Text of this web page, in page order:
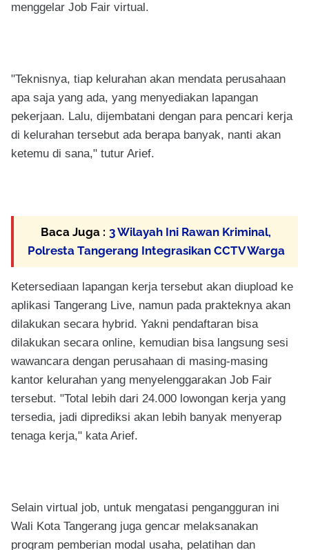
menggelar Job Fair virtual.
"Teknisnya, tiap kelurahan akan mendata perusahaan
apa saja yang ada, yang menyediakan lapangan
pekerjaan. Lalu, dijembatani dengan para pencari kerja
di kelurahan tersebut ada berapa banyak, nanti akan
ketemu di sana," tutur Arief.
Baca Juga : 3 Wilayah Ini Rawan Kriminal,
Polresta Tangerang Integrasikan CCTV Warga
Ketersediaan lapangan kerja tersebut akan diupload ke
aplikasi Tangerang Live, namun pada prakteknya akan
dilakukan secara hybrid. Yakni pendaftaran bisa
dilakukan secara online, kemudian bisa langsung sesi
wawancara dengan perusahaan di masing-masing
kantor kelurahan yang menyelenggarakan Job Fair
tersebut. "Total lebih dari 24.000 lowongan kerja yang
tersedia, jadi diprediksi akan lebih banyak menyerap
tenaga kerja," kata Arief.
Selain virtual job, untuk mengatasi pengangguran ini
Wali Kota Tangerang juga gencar melaksanakan
program pemberian modal usaha, pelatihan dan